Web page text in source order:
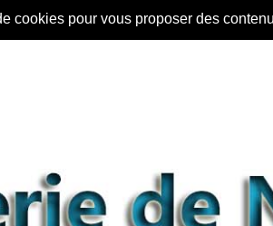
cookies pour vous proposer des